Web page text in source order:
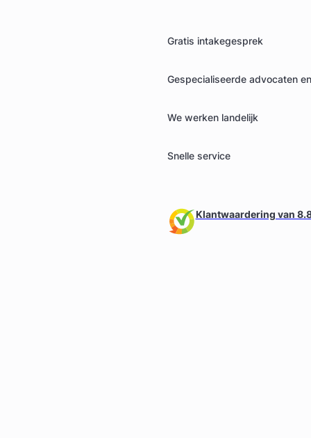
Gratis intakegesprek
Gespecialiseerde advocaten
We werken landelijk
Snelle service
Klantwaardering van